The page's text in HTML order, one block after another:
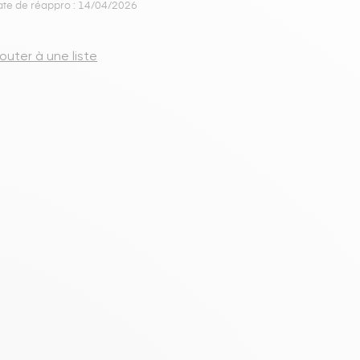
meubles de rangements
de réappro : 14/04/2026
à une liste